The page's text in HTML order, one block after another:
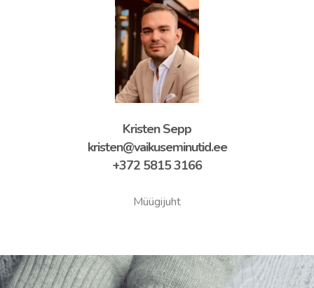
Kristen Sepp
kristen@vaikuseminutid.ee
+372 5815 3166
Müügijuht